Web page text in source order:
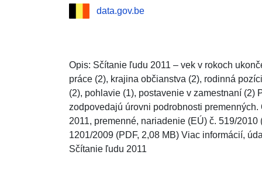
data.gov.be
Opis: Sčítanie ľudu 2011 – vek v rokoch
práce (2), krajina občianstva (2), rodinná
(2), pohlavie (1), postavenie v zamestnaní (2)
zodpovedajú úrovni podrobnosti
2011, premenné, nariadenie (EÚ) č. 519/
1201/2009 (PDF, 2,08 MB) Viac informácií,
Sčítanie ľudu 2011